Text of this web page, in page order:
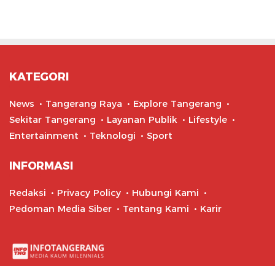
KATEGORI
News Tangerang Raya
Explore Tangerang
Sekitar Tangerang
Layanan Publik
Lifestyle
Entertainment
Teknologi Sport
INFORMASI
Redaksi Privacy Policy
Hubungi Kami
Pedoman Media Siber
Tentang Kami Karir